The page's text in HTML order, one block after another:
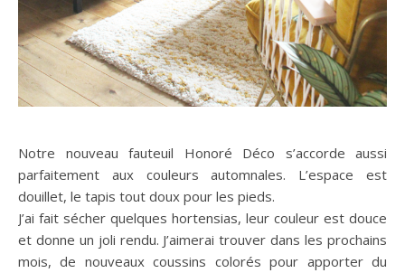
Notre nouveau fauteuil Honoré Déco s’accorde aussi
parfaitement aux couleurs automnales. L’espace est
douillet, le tapis tout doux pour les pieds.
J’ai fait sécher quelques hortensias, leur couleur est douce
et donne un joli rendu. J’aimerai trouver dans les prochains
mois, de nouveaux coussins colorés pour apporter du